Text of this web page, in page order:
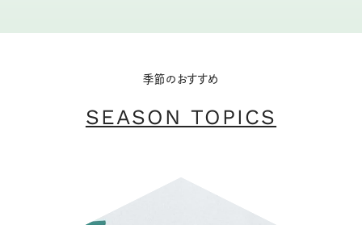
季節のおすすめ
SEASON TOPICS